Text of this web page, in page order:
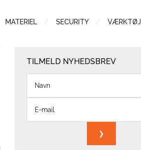
MATERIEL SECURITY VÆRKTØJ
TILMELD NYHEDSBREV